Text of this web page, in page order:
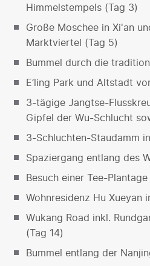
Himmelstempels (Tag 3)
Große Moschee in Xi'an
Marktviertel (Tag 5)
Bummel durch die
E’ling Park und Altstadt
3-tägige Jangtse-
Gipfel der Wu-Schlucht
3-Schluchten-Staudamm
Spaziergang entlang des
Besuch einer Tee-Plantage
Wohnresidenz Hu Xueyan
Wukang Road inkl.
(Tag 14)
Bummel entlang der